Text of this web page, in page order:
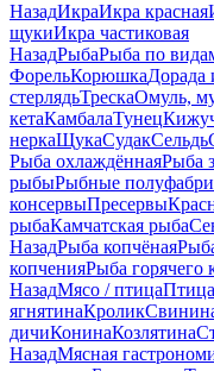
НазадИкраИкра красная
щукиИкра частиковая
НазадРыбаРыба по
ФорельКорюшкаДорада
стерлядьТрескаОмуль,
кетаКамбалаТунец
неркаЩукаСудакСельдь
Рыба охлаждённаяРыба
рыбыРыбные
консервыПресервы
рыбаКамчатская рыба
НазадРыба копчёная
копченияРыба горячего
НазадМясо / птицаПтица
ягнятинаКролик
дичиКонинаКозлятина
НазадМясная